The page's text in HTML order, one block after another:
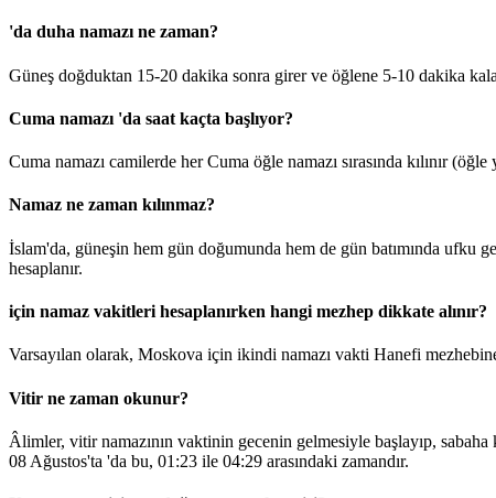
'da duha namazı ne zaman?
Güneş doğduktan 15-20 dakika sonra girer ve öğlene 5-10 dakika
Cuma namazı 'da saat kaçta başlıyor?
Cuma namazı camilerde her Cuma öğle namazı sırasında kılınır
Namaz ne zaman kılınmaz?
İslam'da, güneşin hem gün doğumunda hem de gün batımında ufku
hesaplanır.
için namaz vakitleri hesaplanırken hangi mezhep dikkate alınır?
Varsayılan olarak, Moskova için ikindi namazı vakti Hanefi
Vitir ne zaman okunur?
Âlimler, vitir namazının vaktinin gecenin gelmesiyle başlayıp,
08 Ağustos'ta 'da bu, 01:23 ile 04:29 arasındaki zamandır.